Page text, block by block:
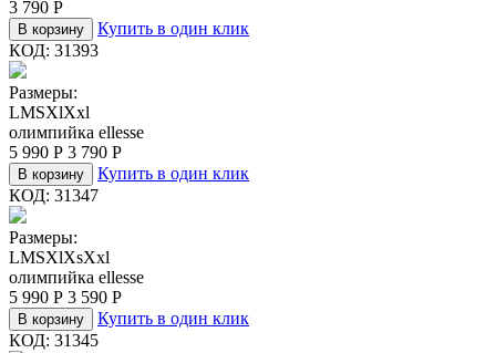
3 790 Р
В корзину
Купить в один клик
КОД: 31393
Размеры:
LMSXlXxl
олимпийка ellesse
5 990 Р 3 790 Р
В корзину
Купить в один клик
КОД: 31347
Размеры:
LMSXlXsXxl
олимпийка ellesse
5 990 Р 3 590 Р
В корзину
Купить в один клик
КОД: 31345